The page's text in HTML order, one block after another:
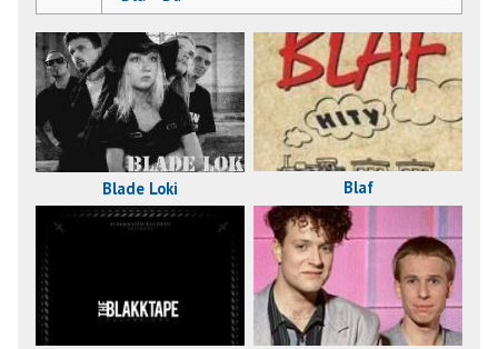
Blade Loki Blaf